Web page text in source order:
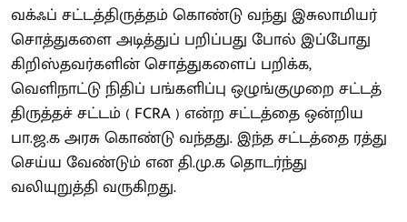
வக்ஃப் சட்டத்திருத்தம் கொண்டு வந்து இசுலாமியர்
சொத்துகளை அடித்துப் பறிப்பது போல் இப்போது
கிறிஸ்தவர்களின் சொத்துகளைப் பறிக்க,
வெளிநாட்டு நிதிப் பங்களிப்பு ஒழுங்குமுறை சட்டத்
திருத்தச் சட்டம் ( FCRA ) என்ற சட்டத்தை ஒன்றிய
பா.ஜ.க அரசு கொண்டு வந்தது. இந்த சட்டத்தை ரத்து
செய்ய வேண்டும் என தி.மு.க தொடர்ந்து
வலியுறுத்தி வருகிறது.